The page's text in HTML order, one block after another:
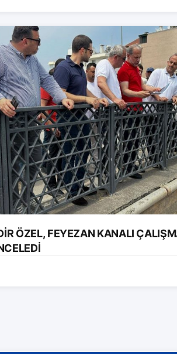
ÖZEL, FEYEZAN KANALI